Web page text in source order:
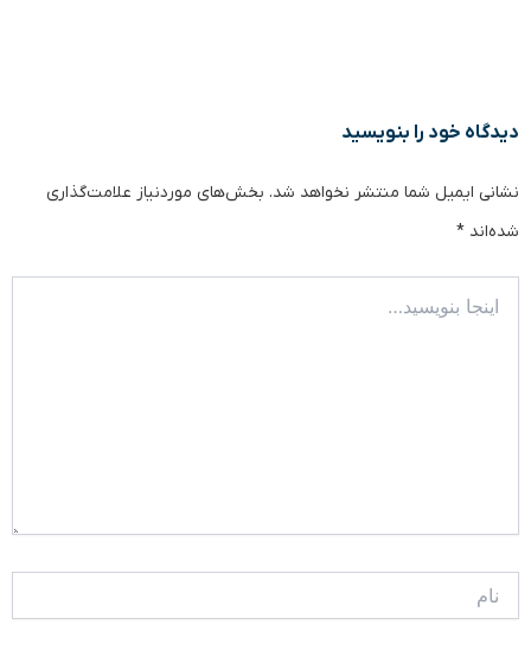
دیدگاه‌ خود را بنویسید
نشانی ایمیل شما منتشر نخواهد شد. بخش‌های موردنیاز علامت‌گذاری
شده‌اند *
بنویسید…